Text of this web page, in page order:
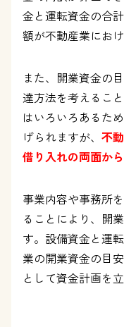
金と運転資金の合
額が不動産業にお
また、開業資金の
達方法を考えるこ
はいろいろあるた
げられますが、 不
借り入れの両面か
事業内容や事務所
ることにより、開
す。設備資金と運
業の開業資金の目
として資金計画を